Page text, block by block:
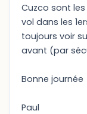
Cuzco sont
vol dans les
toujours voir
avant (par
Bonne journée
Paul